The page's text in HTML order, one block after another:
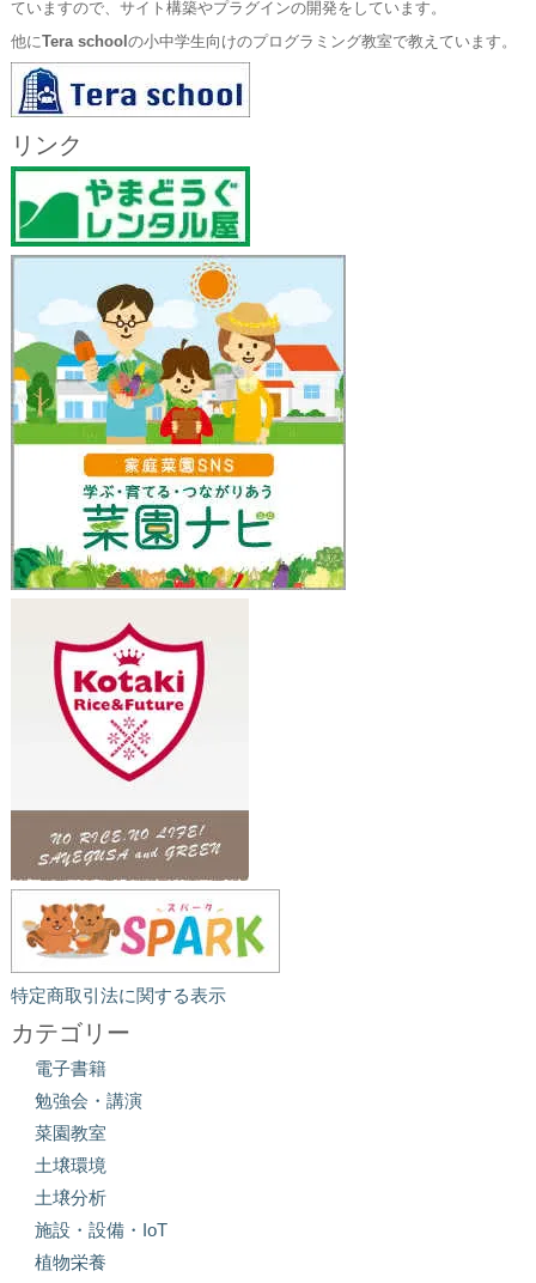
ていますので、サイト構築やプラグインの開発をしています。
他にTera school の小中学生向けのプログラミング教室で教えています。
リンク
特定商取引法に関する表示
カテゴリー
電子書籍
勉強会・講演
菜園教室
土壌環境
土壌分析
施設・設備・IoT
植物栄養